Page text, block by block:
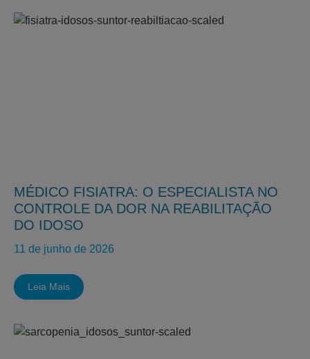
MÉDICO FISIATRA: O ESPECIALISTA NO
CONTROLE DA DOR NA REABILITAÇÃO
DO IDOSO
11 de junho de 2026
Leia Mais